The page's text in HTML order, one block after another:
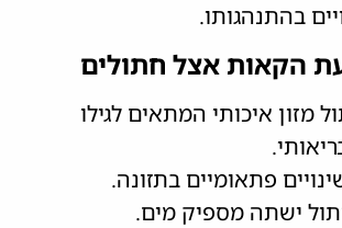
בהתנהגותו.
הקאות אצל חתולים
מזון איכותי המתאים לגילו
פתאומיים בתזונה.
ישתה מספיק מים.